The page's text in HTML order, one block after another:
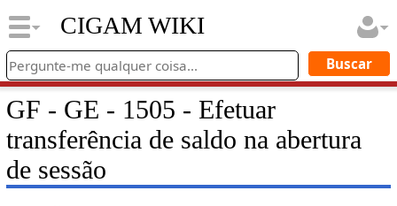
CIGAM WIKI
GF - GE - 1505 - Efetuar
transferência de saldo na abertura
de sessão